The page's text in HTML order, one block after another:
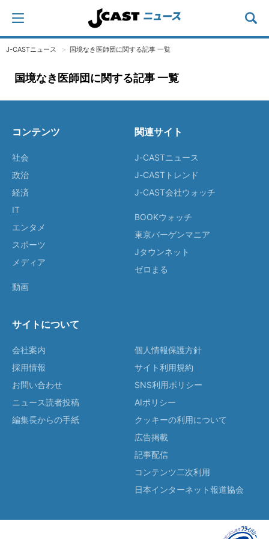
J-CASTニュース 国境なき医師団に関する記事 一覧
国境なき医師団に関する記事 一覧
コンテンツ
社会
政治
経済
IT
エンタメ
スポーツ
メディア
動画
関連サイト
J-CASTニュース
J-CASTトレンド
J-CAST会社ウォッチ
BOOKウォッチ
東京バーゲンマニア
Jタウンネット
ゼロまる
サイトについて
会社案内
採用情報
お問い合わせ
ニュース読者投稿
編集長からの手紙
個人情報保護方針
サイト利用規約
SNS利用ポリシー
AIポリシー
クッキーの利用について
広告掲載
記事配信
コンテンツ二次利用
日本インターネット報道協会